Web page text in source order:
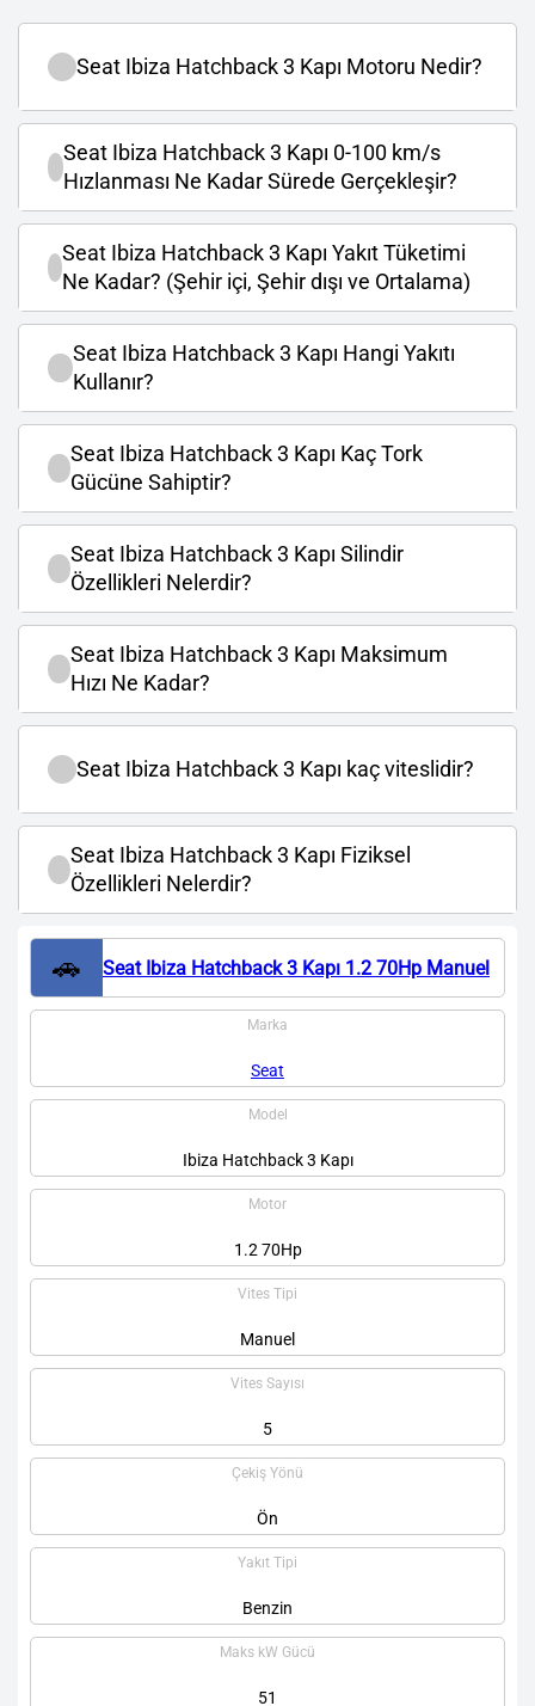
Seat Ibiza Hatchback 3 Kapı Motoru Nedir?
Seat Ibiza Hatchback 3 Kapı 0-100 km/s
Hızlanması Ne Kadar Sürede Gerçekleşir?
Seat Ibiza Hatchback 3 Kapı Yakıt Tüketimi
Ne Kadar? (Şehir içi, Şehir dışı ve Ortalama)
Seat Ibiza Hatchback 3 Kapı Hangi Yakıtı
Kullanır?
Seat Ibiza Hatchback 3 Kapı Kaç Tork
Gücüne Sahiptir?
Seat Ibiza Hatchback 3 Kapı Silindir
Özellikleri Nelerdir?
Seat Ibiza Hatchback 3 Kapı Maksimum
Hızı Ne Kadar?
Seat Ibiza Hatchback 3 Kapı kaç viteslidir?
Seat Ibiza Hatchback 3 Kapı Fiziksel
Özellikleri Nelerdir?
🚗 Seat Ibiza Hatchback 3 Kapı 1.2 70Hp Manuel
Marka
Seat
Model
Ibiza Hatchback 3 Kapı
Motor
1.2 70Hp
Vites Tipi
Manuel
Vites Sayısı
5
Çekiş Yönü
Ön
Yakıt Tipi
Benzin
Maks kW Gücü
51